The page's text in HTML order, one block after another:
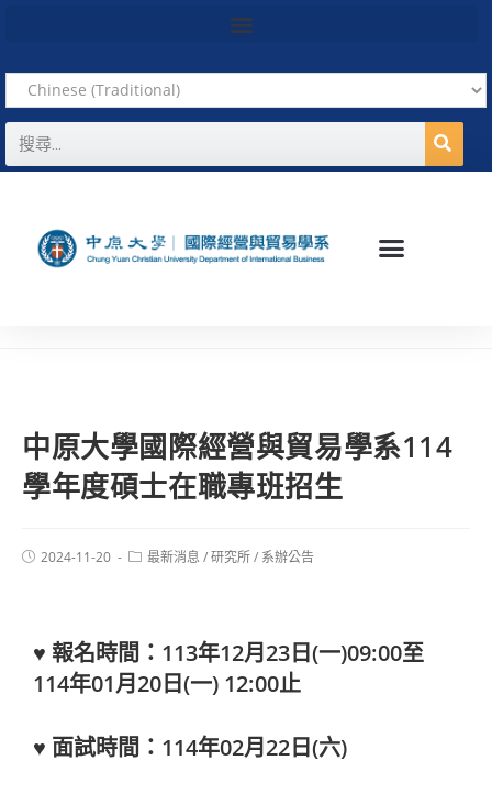
中原大學國際經營與貿易學系114
學年度碩士在職專班招生
2024-11-20 最新消息 /研究所/ 系辦公告
♥ 報名時間：113年12月23日(一)09:00至
114年01月20日(一) 12:00止
♥ 面試時間：114年02月22日(六)